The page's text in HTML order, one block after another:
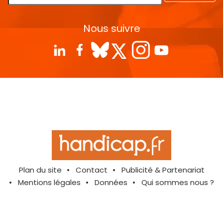
Nous suivre
Plan du site Contact
Publicité & Partenariat
Mentions légales
Données Qui sommes nous ?